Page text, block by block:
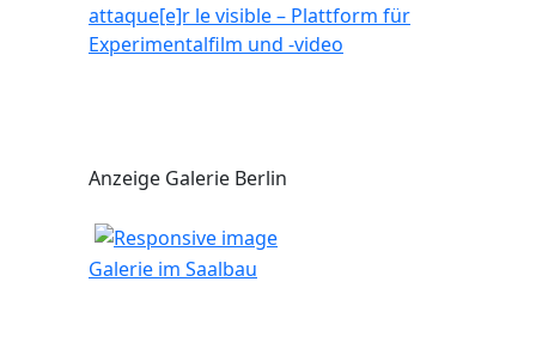
attaque[e]r le visible – Plattform für
Experimentalfilm und -video
Anzeige Galerie Berlin
Galerie im Saalbau